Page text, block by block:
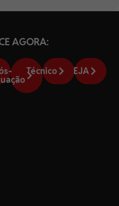
AGORA:
Técnico EJA